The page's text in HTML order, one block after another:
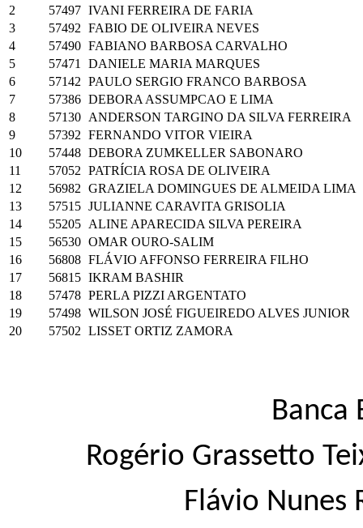
2
57497 IVANI FERREIRA DE FARIA
3
57492 FABIO DE OLIVEIRA NEVES
4
57490 FABIANO BARBOSA CARVALHO
5
57471
DANIELE MARIA MARQUES
6
57142 PAULO SERGIO FRANCO BARBOSA
7
57386 DEBORA ASSUMPCAO E LIMA
8
57130 ANDERSON TARGINO DA SILVA FERREIRA
9
57392 FERNANDO VITOR VIEIRA
10
57448 DEBORA ZUMKELLER SABONARO
11
57052 PATRÍCIA ROSA DE OLIVEIRA
12
56982 GRAZIELA DOMINGUES DE ALMEIDA LIMA
13
57515 JULIANNE CARAVITA GRISOLIA
14
55205 ALINE APARECIDA SILVA PEREIRA
15
56530 OMAR OURO-SALIM
16
56808 FLÁVIO AFFONSO FERREIRA FILHO
17
56815 IKRAM BASHIR
18
57478 PERLA PIZZI ARGENTATO
19
57498 WILSON JOSÉ FIGUEIREDO ALVES JUNIOR
20
57502 LISSET ORTIZ ZAMORA
Banca
Rogério Grassetto
Flávio Nunes